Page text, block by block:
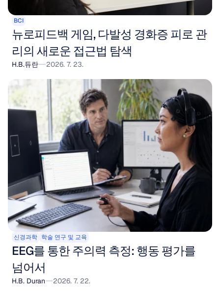
BCI
뉴로피드백 게임, 다발성 경화증 피로 관
리의 새로운 접근법 탐색
H.B.듀란 2026. 7. 23.
신경과학 학술 연구 및 교육
EEG를 통한 주의력 측정: 행동 평가를
넘어서
H.B. Duran 2026. 7. 22.